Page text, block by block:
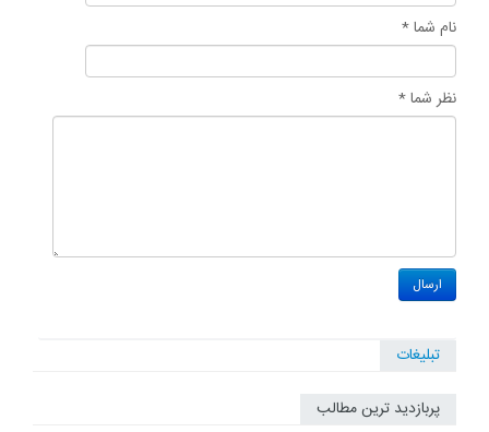
نام شما *
نظر شما *
تبلیغات
پربازدید ترین مطالب